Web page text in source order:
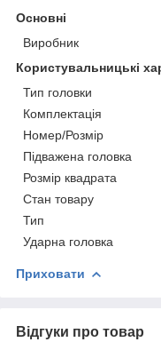
Основні
Виробник
Користувальницькі
Тип головки
Комплектація
Номер/Розмір
Підважена головка
Розмір квадрата
Стан товару
Тип
Ударна головка
Приховати
Відгуки про товар